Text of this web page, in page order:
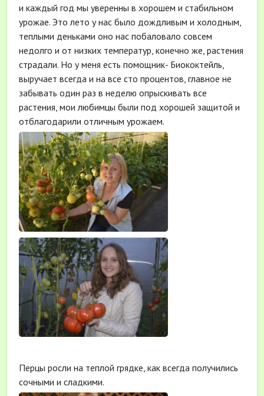
и каждый год мы уверенны в хорошем и стабильном
урожае. Это лето у нас было дождливым и холодным,
теплыми деньками оно нас побаловало совсем
недолго и от низких температур, конечно же, растения
страдали. Но у меня есть помощник- Биококтейль,
выручает всегда и на все сто процентов, главное не
забывать один раз в неделю опрыскивать все
растения, мои любимцы были под хорошей защитой и
отблагодарили отличным урожаем.
Перцы росли на теплой грядке, как всегда получились
сочными и сладкими.